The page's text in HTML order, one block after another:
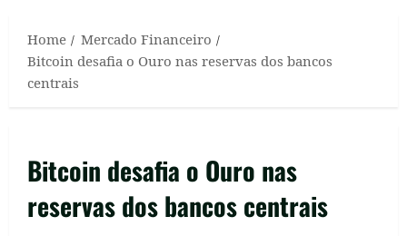
Home
Mercado Financeiro
Bitcoin desafia o Ouro nas reservas dos bancos
centrais
Bitcoin desafia o Ouro nas
reservas dos bancos centrais